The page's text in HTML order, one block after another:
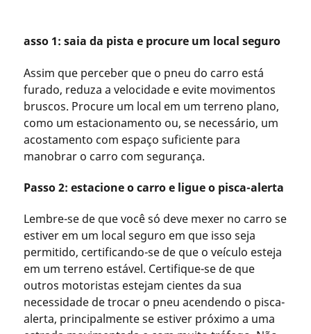
asso 1: saia da pista e procure um local seguro
Assim que perceber que o pneu do carro está
furado, reduza a velocidade e evite movimentos
bruscos. Procure um local em um terreno plano,
como um estacionamento ou, se necessário, um
acostamento com espaço suficiente para
manobrar o carro com segurança.
Passo 2: estacione o carro e ligue o pisca-alerta
Lembre-se de que você só deve mexer no carro se
estiver em um local seguro em que isso seja
permitido, certificando-se de que o veículo esteja
em um terreno estável. Certifique-se de que
outros motoristas estejam cientes da sua
necessidade de trocar o pneu acendendo o pisca-
alerta, principalmente se estiver próximo a uma